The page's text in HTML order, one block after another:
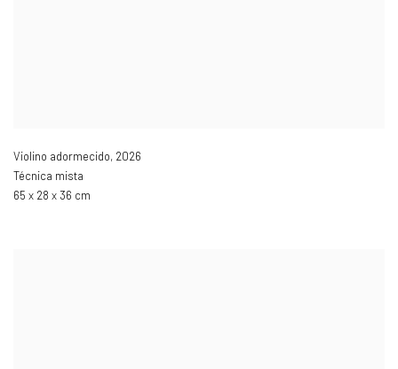
Violino adormecido, 2026
Técnica mista
65 x 28 x 36 cm